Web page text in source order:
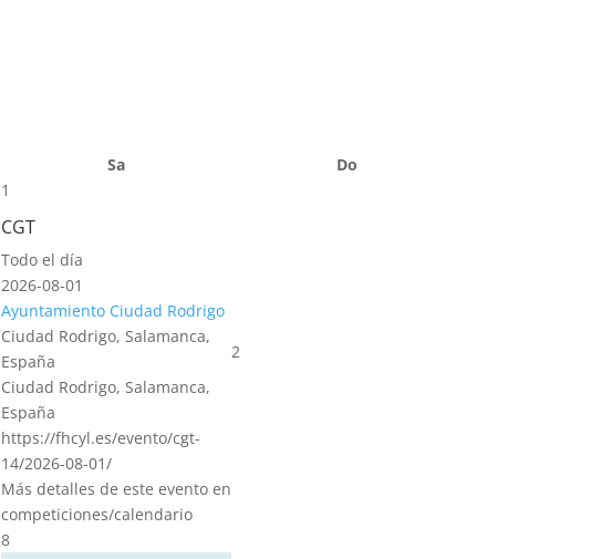
Sa
Do
1
CGT
Todo el día
2026-08-01
Ayuntamiento Ciudad Rodrigo
Ciudad Rodrigo, Salamanca,
España
Ciudad Rodrigo, Salamanca,
España
https://fhcyl.es/evento/cgt-
14/2026-08-01/
Más detalles de este evento en
competiciones/calendario
2
8